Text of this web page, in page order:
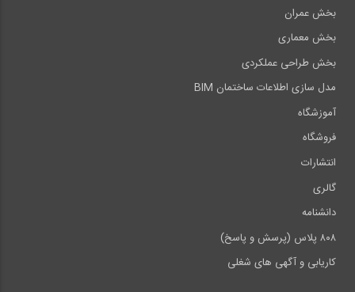
بخش عمران
بخش معماری
بخش طراحی عملکردی
مدل سازی اطلاعات ساختمان BIM
آموزشگاه
فروشگاه
انتشارات
گالری
دانشنامه
۸۰۸ پلاس (پرسش و پاسخ)
کاریابی و آگهی های شغلی